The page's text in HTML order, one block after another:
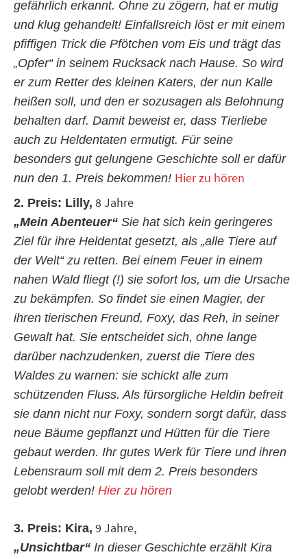
gefährlich erkannt. Ohne zu zögern, hat er mutig
und klug gehandelt! Einfallsreich löst er mit einem
pfiffigen Trick die Pfötchen vom Eis und trägt das
„Opfer“ in seinem Rucksack nach Hause. So wird
er zum Retter des kleinen Katers, der nun Kalle
heißen soll, und den er sozusagen als Belohnung
behalten darf. Damit beweist er, dass Tierliebe
auch zu Heldentaten ermutigt. Für seine
besonders gut gelungene Geschichte soll er dafür
nun den 1. Preis bekommen! Hier zu hören
2. Preis: Lilly, 8 Jahre
„Mein Abenteuer“ Sie hat sich kein geringeres
Ziel für ihre Heldentat gesetzt, als „alle Tiere auf
der Welt“ zu retten. Bei einem Feuer in einem
nahen Wald fliegt (!) sie sofort los, um die Ursache
zu bekämpfen. So findet sie einen Magier, der
ihren tierischen Freund, Foxy, das Reh, in seiner
Gewalt hat. Sie entscheidet sich, ohne lange
darüber nachzudenken, zuerst die Tiere des
Waldes zu warnen: sie schickt alle zum
schützenden Fluss. Als fürsorgliche Heldin befreit
sie dann nicht nur Foxy, sondern sorgt dafür, dass
neue Bäume gepflanzt und Hütten für die Tiere
gebaut werden. Ihr gutes Werk für Tiere und ihren
Lebensraum soll mit dem 2. Preis besonders
gelobt werden! Hier zu hören
3. Preis: Kira, 9 Jahre,
„Unsichtbar“ In dieser Geschichte erzählt Kira